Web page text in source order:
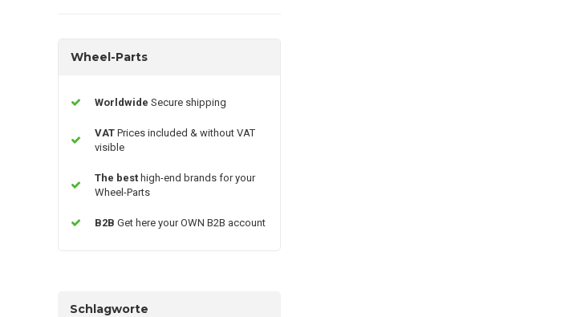
Wheel-Parts
Worldwide Secure shipping
VAT Prices included & without VAT
visible
The best high-end brands for your
Wheel-Parts
B2B Get here your OWN B2B account
Schlagworte